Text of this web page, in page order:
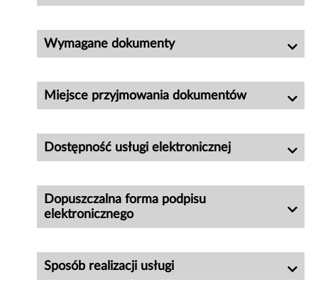
Wymagane dokumenty
Miejsce przyjmowania dokumentów
Dostępność usługi elektronicznej
Dopuszczalna forma podpisu
elektronicznego
Sposób realizacji usługi